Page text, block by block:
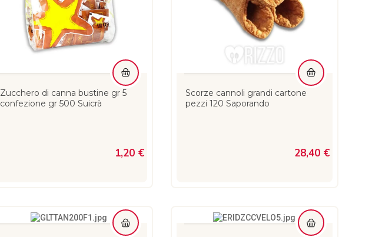
Zucchero di canna bustine gr 5
confezione gr 500 Suicrà
1,20 €
Scorze cannoli grandi cartone
pezzi 120 Saporando
28,40 €